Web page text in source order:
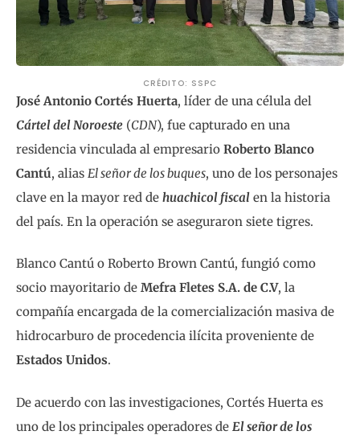
CRÉDITO: SSPC
José Antonio Cortés Huerta, líder de una célula del
Cártel del Noroeste (CDN), fue capturado en una
residencia vinculada al empresario Roberto Blanco
Cantú, alias El señor de los buques, uno de los personajes
clave en la mayor red de huachicol fiscal en la historia
del país. En la operación se aseguraron siete tigres.
Blanco Cantú o Roberto Brown Cantú, fungió como
socio mayoritario de Mefra Fletes S.A. de C.V, la
compañía encargada de la comercialización masiva de
hidrocarburo de procedencia ilícita proveniente de
Estados Unidos.
De acuerdo con las investigaciones, Cortés Huerta es
uno de los principales operadores de El señor de los